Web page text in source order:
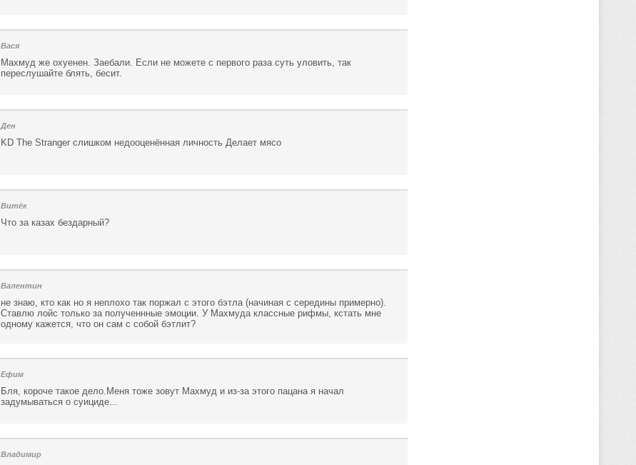
Вася
Махмуд же охуенен. Заебали. Если не можете с первого раза суть уловить, так
переслушайте блять, бесит.
Ден
KD The Stranger слишком недооценённая личность Делает мясо
Витёк
Что за казах бездарный?
Валентин
не знаю, кто как но я неплохо так поржал с этого бэтла (начиная с середины примерно).
Ставлю лойс только за полученнные эмоции. У Махмуда классные рифмы, кстать мне
одному кажется, что он сам с собой бэтлит?
Ефим
Бля, короче такое дело.Меня тоже зовут Махмуд и из-за этого пацана я начал
задумываться о суициде...
Владимир